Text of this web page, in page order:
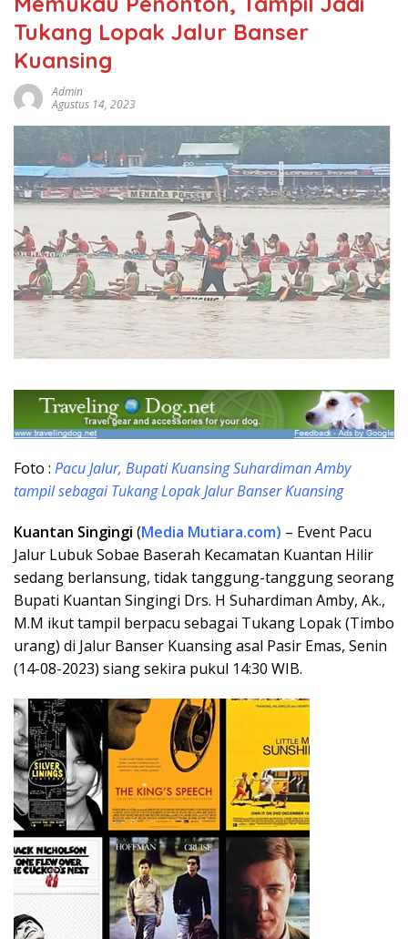
Tukang Lopak Jalur Banser
Kuansing
Admin
Agustus 14, 2023
Foto : Pacu Jalur, Bupati Kuansing Suhardiman Amby
tampil sebagai Tukang Lopak Jalur Banser Kuansing
Kuantan Singingi (Media Mutiara.com) – Event Pacu
Jalur Lubuk Sobae Baserah Kecamatan Kuantan Hilir
sedang berlansung, tidak tanggung-tanggung seorang
Bupati Kuantan Singingi Drs. H Suhardiman Amby, Ak.,
M.M ikut tampil berpacu sebagai Tukang Lopak (Timbo
urang) di Jalur Banser Kuansing asal Pasir Emas, Senin
(14-08-2023) siang sekira pukul 14:30 WIB.